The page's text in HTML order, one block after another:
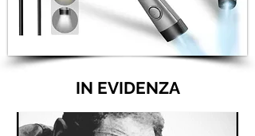
IN EVIDENZA